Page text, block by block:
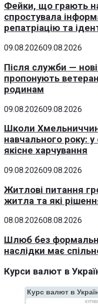
Фейки, що грають
спростувала
репатріацію та
09.08.202609.08.2026
Після служби —
пропонують
родинам
09.08.202609.08.2026
Школи
навчального року: у
якісне харчування
09.08.202609.08.2026
Житлові питання
житла та які
08.08.202608.08.2026
Шлюб без
наслідки має
Курси валют в